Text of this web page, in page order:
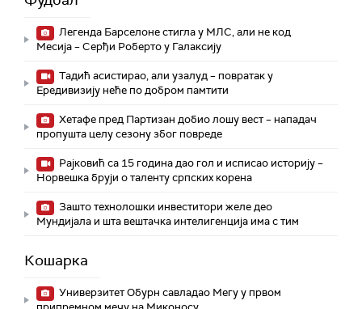
Легенда Барселоне стигла у МЛС, али не код
Месија – Серђи Роберто у Галаксију
Тадић асистирао, али узалуд – повратак у
Ередивизију неће по добром памтити
Хетафе пред Партизан добио лошу вест – нападач
пропушта целу сезону због повреде
Рајковић са 15 година дао гол и исписао историју –
Норвешка бруји о таленту српских корена
Зашто технолошки инвеститори желе део
Мундијала и шта вештачка интелигенција има с тим
Кошарка
Универзитет Обурн савладао Мегу у првом